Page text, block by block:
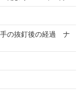
手の抜釘後の経過 ナ